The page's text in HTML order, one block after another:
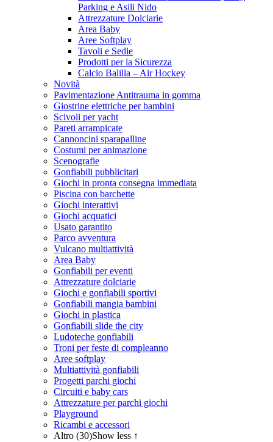
Parking e Asili Nido
Attrezzature Dolciarie
Area Baby
Aree Softplay
Tavoli e Sedie
Prodotti per la Sicurezza
Calcio Balilla – Air Hockey
Novità
Pavimentazione Antitrauma in gomma
Giostrine elettriche per bambini
Scivoli per yacht
Pareti arrampicate
Cannoncini sparapalline
Costumi per animazione
Scenografie
Gonfiabili pubblicitari
Giochi in pronta consegna immediata
Piscina con barchette
Giochi interattivi
Giochi acquatici
Usato garantito
Parco avventura
Vulcano multiattività
Area Baby
Gonfiabili per eventi
Attrezzature dolciarie
Giochi e gonfiabili sportivi
Gonfiabili mangia bambini
Giochi in plastica
Gonfiabili slide the city
Ludoteche gonfiabili
Troni per feste di compleanno
Aree softplay
Multiattività gonfiabili
Progetti parchi giochi
Circuiti e baby cars
Attrezzature per parchi giochi
Playground
Ricambi e accessori
Altro (30)Show less ↑